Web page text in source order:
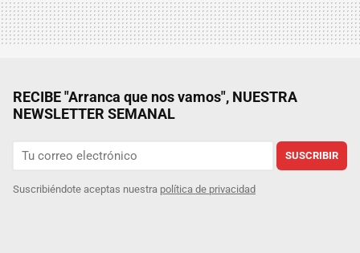
RECIBE "Arranca que nos vamos", NUESTRA
NEWSLETTER SEMANAL
SUSCRIBIR
Suscribiéndote aceptas nuestra política de privacidad